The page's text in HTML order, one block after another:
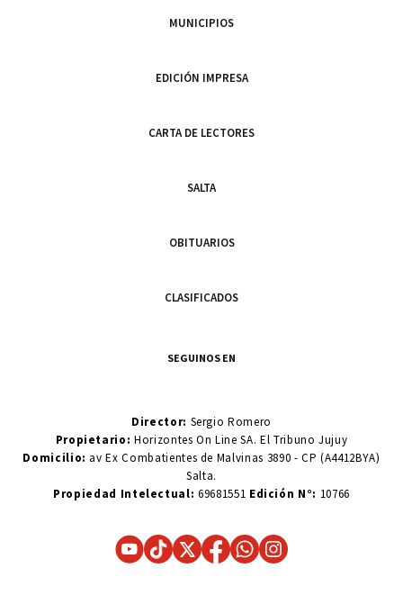
MUNICIPIOS
EDICIÓN IMPRESA
CARTA DE LECTORES
SALTA
OBITUARIOS
CLASIFICADOS
SEGUINOS EN
Director: Sergio Romero
Propietario:Horizontes On Line SA. El Tribuno Jujuy
Domicilio: av Ex Combatientes de Malvinas 3890 - CP (A4412BYA)
Salta.
Propiedad Intelectual: 69681551 Edición N°: 10766